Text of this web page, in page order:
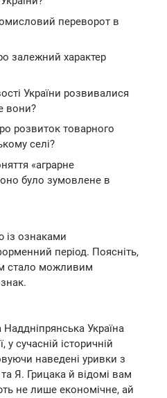
переворот в
залежний характер
України розвивалися
вони?
розвиток товарного
селі?
«аграрне
було зумовлене в
із ознаками
період. Поясніть,
стало можливим
Україна
у сучасній історичній
наведені уривки з
Я. Грицака й відомі вам
не лише економічне, ай